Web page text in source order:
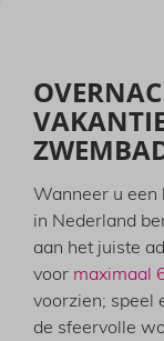
Wanneer u
in Nederland
aan het juiste
voor maximaal
voorzien; speel
de sfeervolle